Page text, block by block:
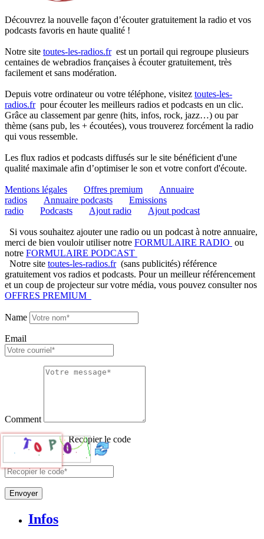
Découvrez la nouvelle façon d’écouter gratuitement la radio et vos
podcasts favoris en haute qualité !
Notre site toutes-les-radios.frest un portail qui regroupe plusieurs
centaines de webradios françaises à écouter gratuitement, très
facilement et sans modération.
Depuis votre ordinateur ou votre téléphone, visitez toutes-les-
radios.frpour écouter les meilleurs radios et podcasts en un clic.
Grâce au classement par genre (hits, infos, rock, jazz…) ou par
thème (sans pub, les + écoutées), vous trouverez forcément la radio
qui vous ressemble.
Les flux radios et podcasts diffusés sur le site bénéficient d'une
qualité maximale afin d’optimiser le son et votre confort d'écoute.
Mentions légales Offres premium
Annuaire
radios
Annuaire podcasts
Emissions
radio
Podcasts Ajout radio Ajout podcast
Si vous souhaitez ajouter une radio ou un podcast à notre annuaire,
merci de bien vouloir utiliser notre FORMULAIRE RADIO ou
notre FORMULAIRE PODCAST
Notre site toutes-les-radios.fr(sans publicités) référence
gratuitement vos radios et podcasts. Pour un meilleur référencement
et un coup de projecteur sur votre média, vous pouvez consulter nos
OFFRES PREMIUM
Name
Email
Comment
Recopier le code
Envoyer
Infos